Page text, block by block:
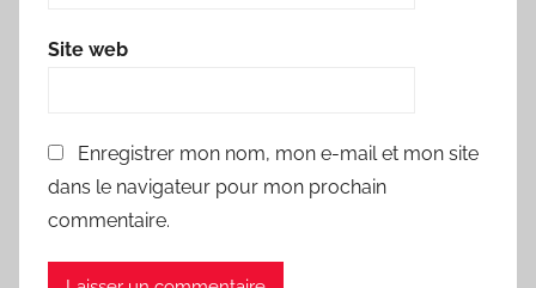
Site web
Enregistrer mon nom, mon e-mail et mon site
dans le navigateur pour mon prochain
commentaire.